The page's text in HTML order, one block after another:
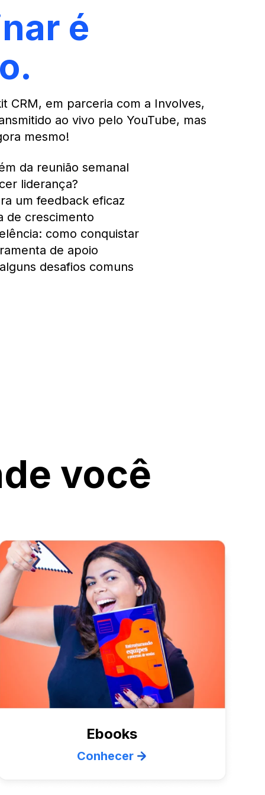
é
CRM, em parceria com a Involves,
ao vivo pelo YouTube, mas
mesmo!
da reunião semanal
liderança?
um feedback eficaz
de crescimento
como conquistar
de apoio
desafios comuns
você
Ebooks
Conhecer